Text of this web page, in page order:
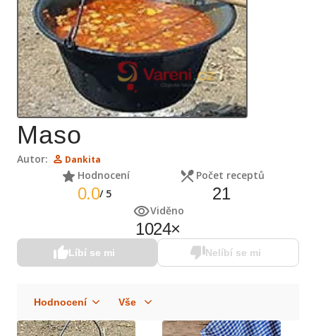
Maso
Autor: Dankita
Hodnocení
0.0/ 5
Počet receptů
21
Viděno
1024×
Líbí se mi Nelíbí se mi